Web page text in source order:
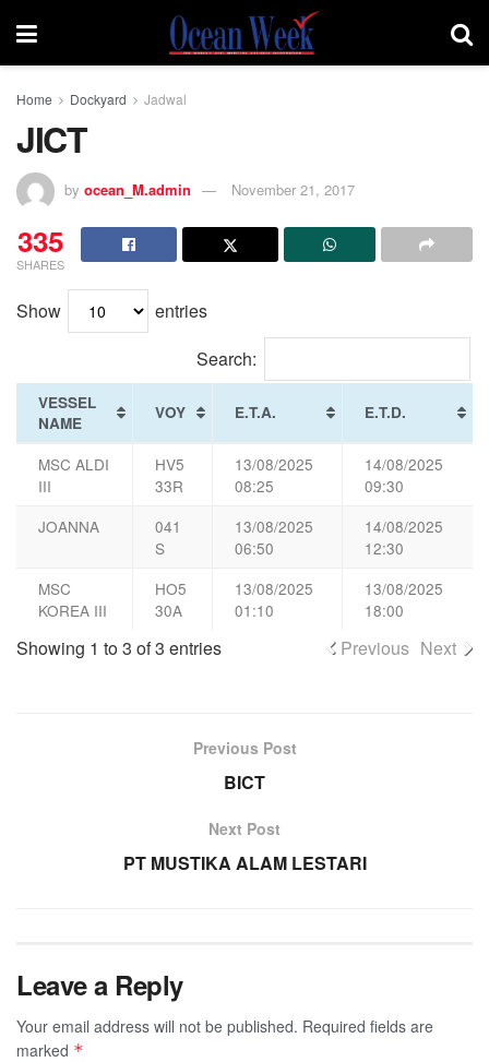
Home Dockyard Jadwal
JICT
by ocean_M.admin November 21, 2017
335
SHARES
Show
entries
Search:
VESSEL
NAME
VOY E.T.A. E.T.D.
MSC ALDI
III
HV5
33R
13/08/2025
08:25
14/08/2025
09:30
JOANNA
041
S
13/08/2025
06:50
14/08/2025
12:30
MSC
KOREA III
HO5
30A
13/08/2025
01:10
13/08/2025
18:00
Showing 1 to 3 of 3 entries Previous Next
Previous Post
BICT
Next Post
PT MUSTIKA ALAM LESTARI
Leave a Reply
Your email address will not be published. Required fields are
marked *